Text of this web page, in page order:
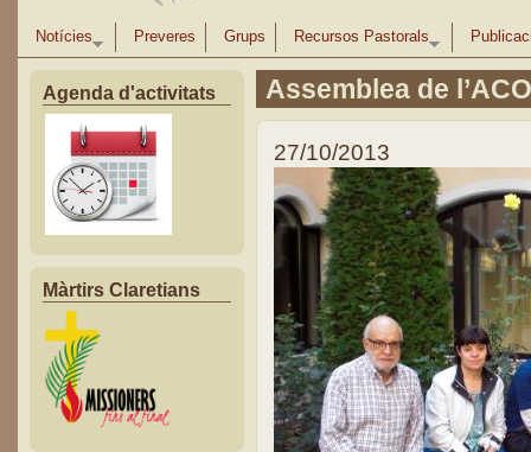
Notícies Preveres Grups Recursos Pastorals
Agenda d'activitats
Màrtirs Claretians
Assemblea de l’ACO
27/10/2013